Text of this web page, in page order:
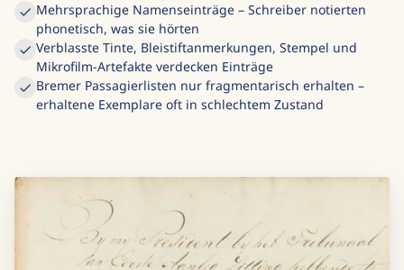
Mehrsprachige Namenseinträge – Schreiber notierten
phonetisch, was sie hörten
Verblasste Tinte, Bleistiftanmerkungen, Stempel und
Mikrofilm-Artefakte verdecken Einträge
Bremer Passagierlisten nur fragmentarisch erhalten –
erhaltene Exemplare oft in schlechtem Zustand